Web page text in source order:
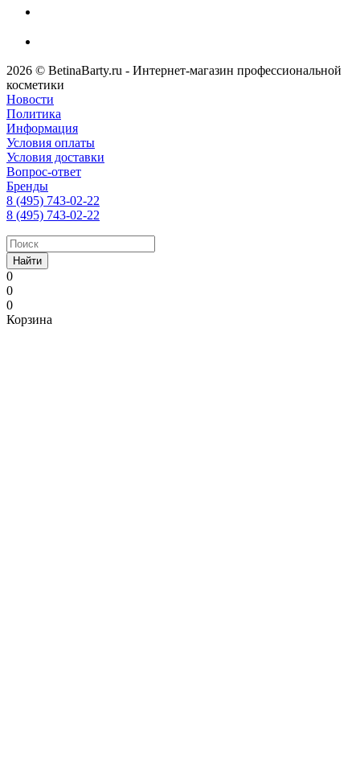
2026 © BetinaBarty.ru - Интернет-магазин профессиональной
косметики
Новости
Политика
Информация
Условия оплаты
Условия доставки
Вопрос-ответ
Бренды
8 (495) 743-02-22
8 (495) 743-02-22
Найти
0
0
0
Корзина